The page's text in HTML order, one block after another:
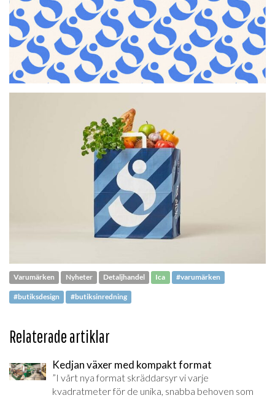
Varumärken Nyheter Detaljhandel Ica #varumärken
#butiksdesign #butiksinredning
Relaterade artiklar
Kedjan växer med kompakt format
”I vårt nya format skräddarsyr vi varje
kvadratmeter för de unika, snabba behoven som